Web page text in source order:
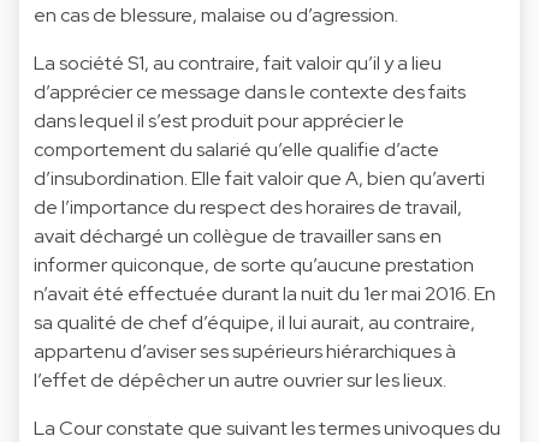
en cas de blessure, malaise ou d’agression.
La société S1, au contraire, fait valoir qu’il y a lieu
d’apprécier ce message dans le contexte des faits
dans lequel il s’est produit pour apprécier le
comportement du salarié qu’elle qualifie d’acte
d’insubordination. Elle fait valoir que A, bien qu’averti
de l’importance du respect des horaires de travail,
avait déchargé un collègue de travailler sans en
informer quiconque, de sorte qu’aucune prestation
n’avait été effectuée durant la nuit du 1er mai 2016. En
sa qualité de chef d’équipe, il lui aurait, au contraire,
appartenu d’aviser ses supérieurs hiérarchiques à
l’effet de dépêcher un autre ouvrier sur les lieux.
La Cour constate que suivant les termes univoques du